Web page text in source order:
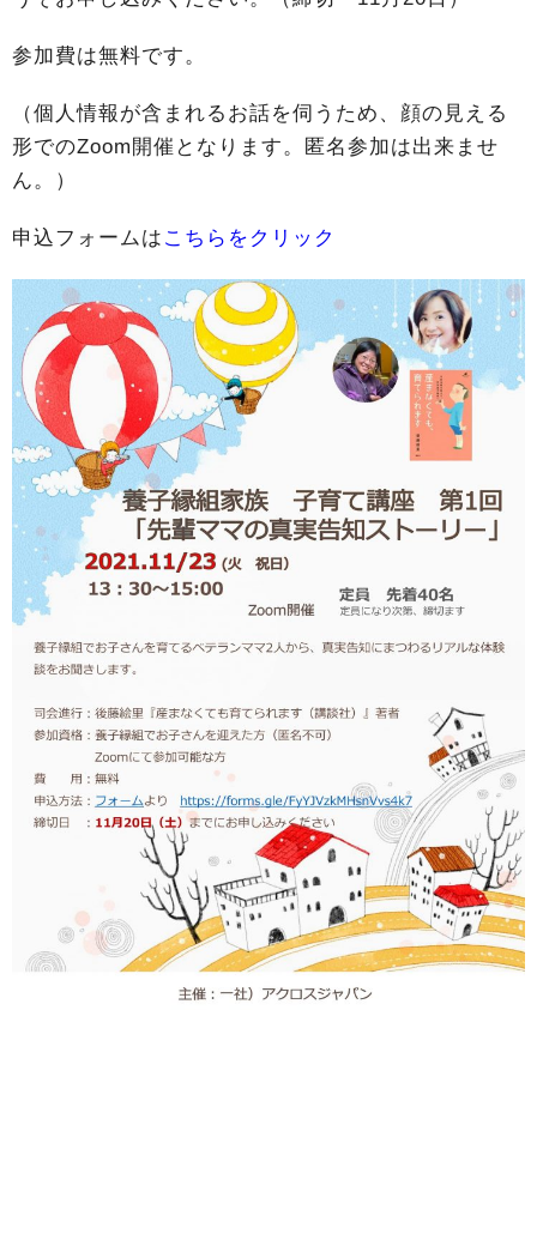
参加費は無料です。
（個人情報が含まれるお話を伺うため、顔の見える
形でのZoom開催となります。匿名参加は出来ませ
ん。）
申込フォームは こちらをクリック